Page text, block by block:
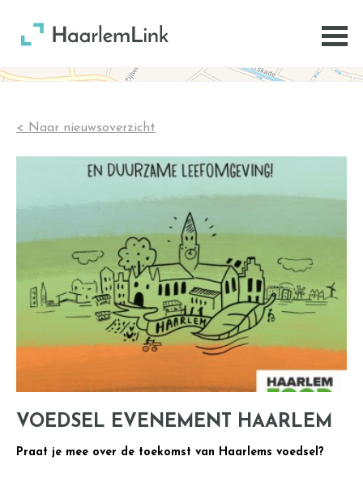
< Naar nieuwsoverzicht
VOEDSEL EVENEMENT HAARLEM
Praat je mee over de toekomst van Haarlems voedsel?